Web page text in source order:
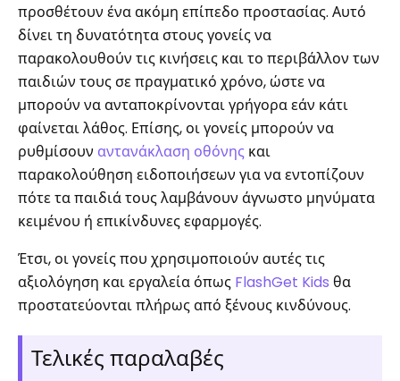
προσθέτουν ένα ακόμη επίπεδο προστασίας. Αυτό
δίνει τη δυνατότητα στους γονείς να
παρακολουθούν τις κινήσεις και το περιβάλλον των
παιδιών τους σε πραγματικό χρόνο, ώστε να
μπορούν να ανταποκρίνονται γρήγορα εάν κάτι
φαίνεται λάθος. Επίσης, οι γονείς μπορούν να
ρυθμίσουν αντανάκλαση οθόνης και
παρακολούθηση ειδοποιήσεων για να εντοπίζουν
πότε τα παιδιά τους λαμβάνουν άγνωστο μηνύματα
κειμένου ή επικίνδυνες εφαρμογές.
Έτσι, οι γονείς που χρησιμοποιούν αυτές τις
αξιολόγηση και εργαλεία όπως FlashGet Kids θα
προστατεύονται πλήρως από ξένους κινδύνους.
Τελικές παραλαβές